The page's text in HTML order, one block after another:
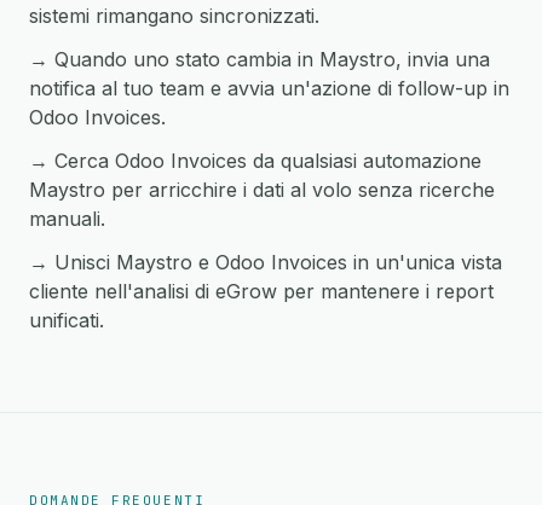
sistemi rimangano sincronizzati.
→ Quando uno stato cambia in Maystro, invia una
notifica al tuo team e avvia un'azione di follow-up in
Odoo Invoices.
→ Cerca Odoo Invoices da qualsiasi automazione
Maystro per arricchire i dati al volo senza ricerche
manuali.
→ Unisci Maystro e Odoo Invoices in un'unica vista
cliente nell'analisi di eGrow per mantenere i report
unificati.
DOMANDE FREQUENTI